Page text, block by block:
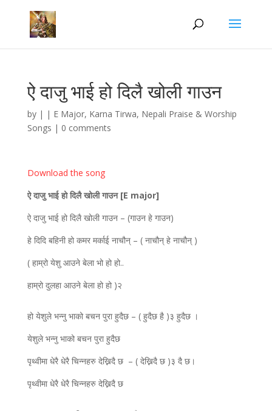
ऐ दाजु भाई हो दिलै खोली गाउन
by | | E Major, Karna Tirwa, Nepali Praise & Worship
Songs | 0 comments
Download the song
ऐ दाजु भाई हो दिलै खोली गाउन [E major]
ऐ दाजु भाई हो दिलै खोली गाउन – (गाउन हे गाउन)
हे दिदि बहिनी हो कमर मर्काई नाचौन् – ( नाचौन् हे नाचौन् )
( हाम्रो येशु आउने बेला भो हो हो..
हाम्रो दुलहा आउने बेला हो हो )२
हो येशुले भन्नु भाको बचन पुरा हुदैछ – ( हुदैछ है )३ हुदैछ ।
येशुले भन्नु भाको बचन पुरा हुदैछ
पृथ्वीमा धेरै धेरै चिन्नहरु देख्निदै छ – ( देख्निदै छ )३ दै छ।
पृथ्वीमा धेरै धेरै चिन्नहरु देख्निदै छ